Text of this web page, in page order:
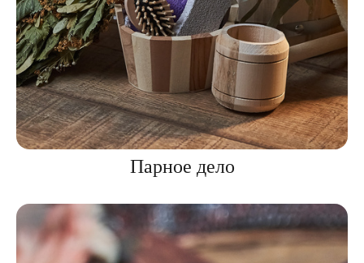
Парное дело